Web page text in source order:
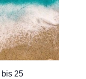
bis 25